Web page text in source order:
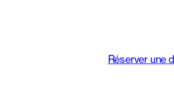
Réserver une